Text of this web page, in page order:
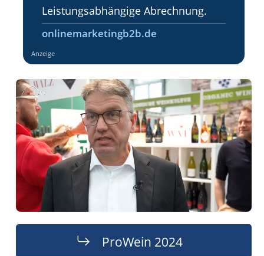
Leistungsabhängige Abrechnung.
onlinemarketingb2b.de
Anzeige
ProWein 2024